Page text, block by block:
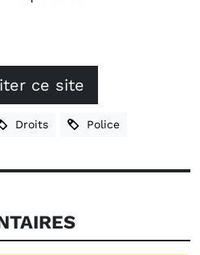
ce site
Droits Police